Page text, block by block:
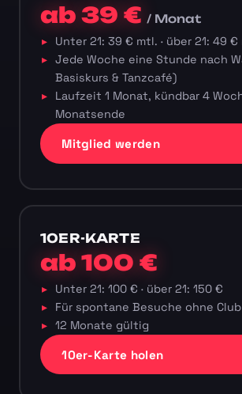
ab 39 €/ Monat
Unter 21: 39 € mtl. · über 21: 49 €
Jede Woche eine Stunde nach
Basiskurs & Tanzcafé)
Laufzeit 1 Monat, kündbar 4
Monatsende
Mitglied werden
10ER-KARTE
ab 100 €
Unter 21: 100 € · über 21: 150 €
Für spontane Besuche ohne Club
12 Monate gültig
10er-Karte holen